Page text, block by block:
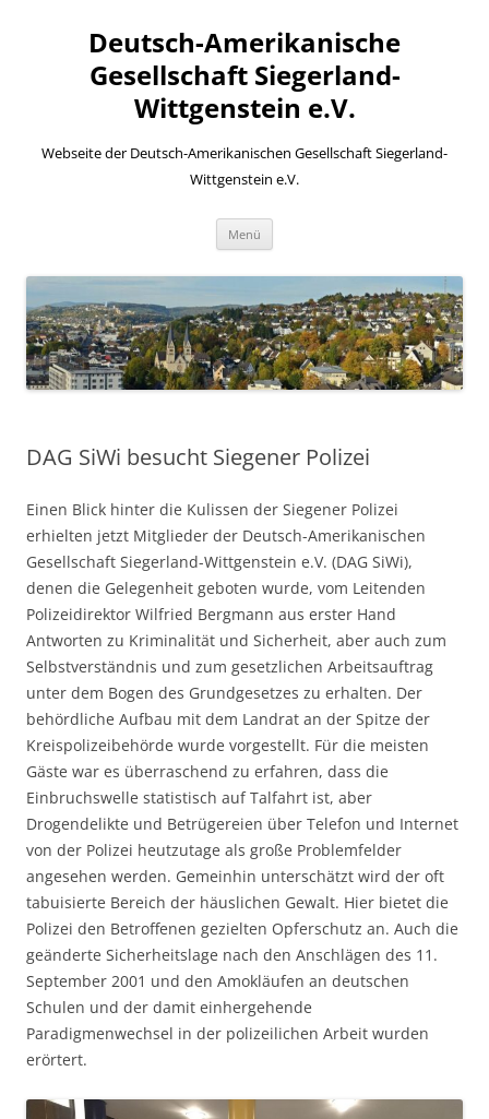
Deutsch-Amerikanische
Gesellschaft Siegerland-
Wittgenstein e.V.
Webseite der Deutsch-Amerikanischen Gesellschaft Siegerland-
Wittgenstein e.V.
Menü
DAG SiWi besucht Siegener Polizei
Einen Blick hinter die Kulissen der Siegener Polizei
erhielten jetzt Mitglieder der Deutsch-Amerikanischen
Gesellschaft Siegerland-Wittgenstein e.V. (DAG SiWi),
denen die Gelegenheit geboten wurde, vom Leitenden
Polizeidirektor Wilfried Bergmann aus erster Hand
Antworten zu Kriminalität und Sicherheit, aber auch zum
Selbstverständnis und zum gesetzlichen Arbeitsauftrag
unter dem Bogen des Grundgesetzes zu erhalten. Der
behördliche Aufbau mit dem Landrat an der Spitze der
Kreispolizeibehörde wurde vorgestellt. Für die meisten
Gäste war es überraschend zu erfahren, dass die
Einbruchswelle statistisch auf Talfahrt ist, aber
Drogendelikte und Betrügereien über Telefon und Internet
von der Polizei heutzutage als große Problemfelder
angesehen werden. Gemeinhin unterschätzt wird der oft
tabuisierte Bereich der häuslichen Gewalt. Hier bietet die
Polizei den Betroffenen gezielten Opferschutz an. Auch die
geänderte Sicherheitslage nach den Anschlägen des 11.
September 2001 und den Amokläufen an deutschen
Schulen und der damit einhergehende
Paradigmenwechsel in der polizeilichen Arbeit wurden
erörtert.